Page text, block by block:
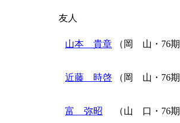
友人
山本 貴章 （岡 山・76
近藤 時啓 （岡 山・76
富 弥昭 （山 口・76